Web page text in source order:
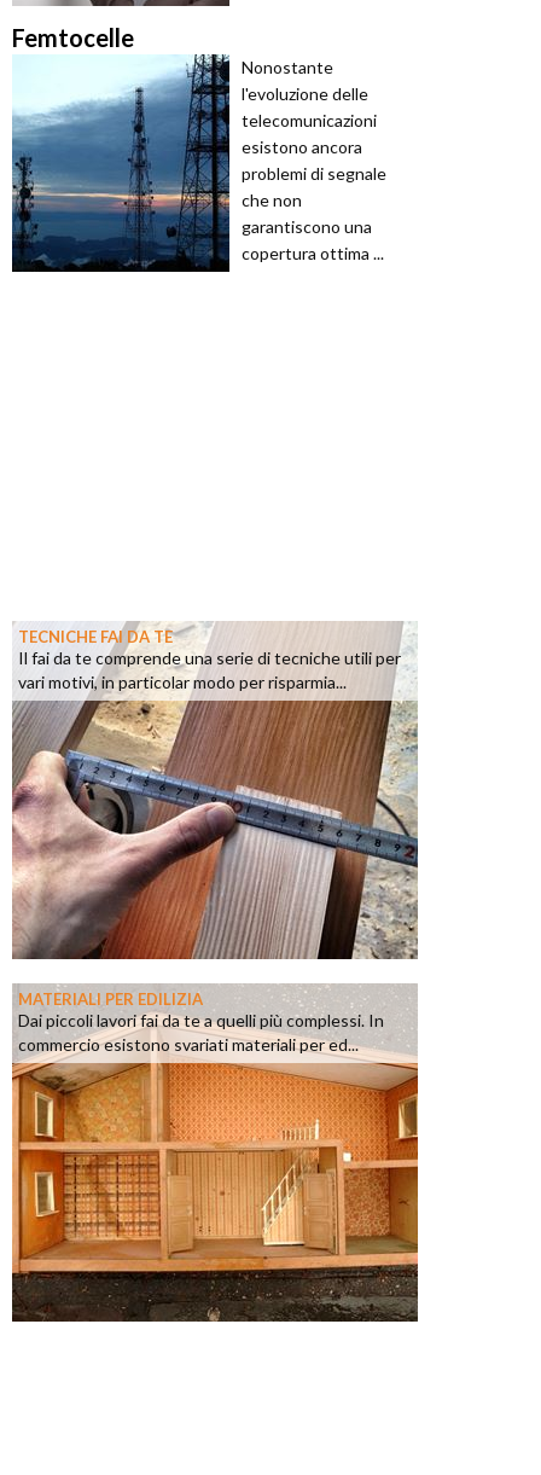
Femtocelle
Nonostante
l'evoluzione delle
telecomunicazioni
esistono ancora
problemi di segnale
che non
garantiscono una
copertura ottima ...
TECNICHE FAI DA TE
Il fai da te comprende una serie di tecniche utili per
vari motivi, in particolar modo per risparmia...
MATERIALI PER EDILIZIA
Dai piccoli lavori fai da te a quelli più complessi. In
commercio esistono svariati materiali per ed...